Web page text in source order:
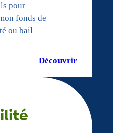
pour
fonds de
ou bail
Découvrir